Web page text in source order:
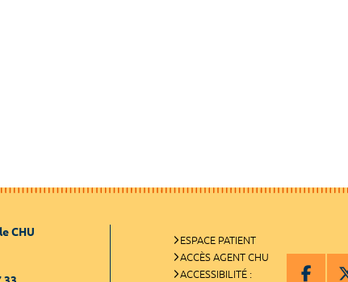
CHU
ESPACE PATIENT
ACCÈS AGENT CHU
ACCESSIBILITÉ :